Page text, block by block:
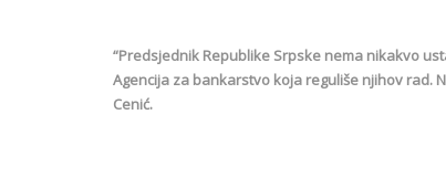
“Predsjednik Republike Srpske nema nikakvo
Agencija za bankarstvo koja reguliše njihov rad.
Cenić.